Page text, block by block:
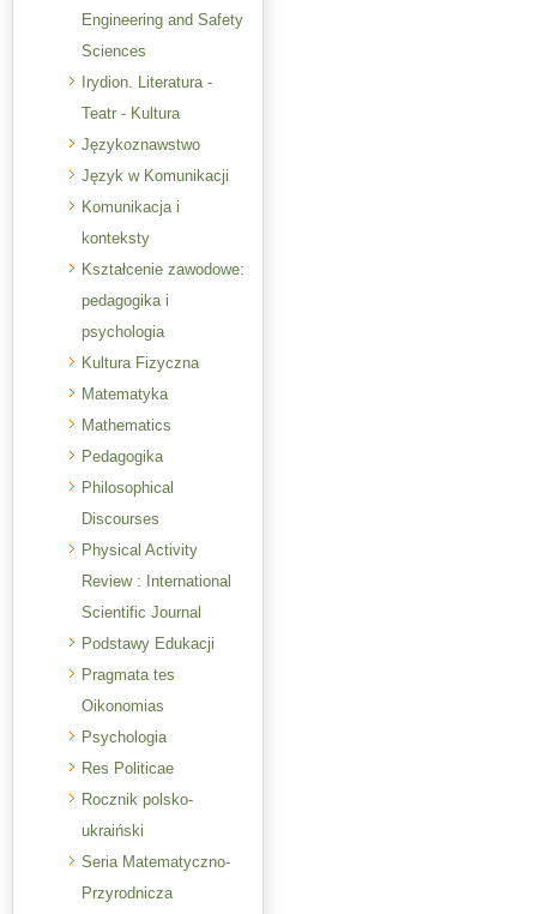
Engineering and Safety
Sciences
Irydion. Literatura -
Teatr - Kultura
Językoznawstwo
Język w Komunikacji
Komunikacja i
konteksty
Kształcenie zawodowe:
pedagogika i
psychologia
Kultura Fizyczna
Matematyka
Mathematics
Pedagogika
Philosophical
Discourses
Physical Activity
Review : International
Scientific Journal
Podstawy Edukacji
Pragmata tes
Oikonomias
Psychologia
Res Politicae
Rocznik polsko-
ukraiński
Seria Matematyczno-
Przyrodnicza